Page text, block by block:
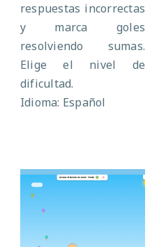
respuestas incorrectas
y marca goles
resolviendo sumas.
Elige el nivel de
dificultad.
Idioma: Español
Atrapa el helado